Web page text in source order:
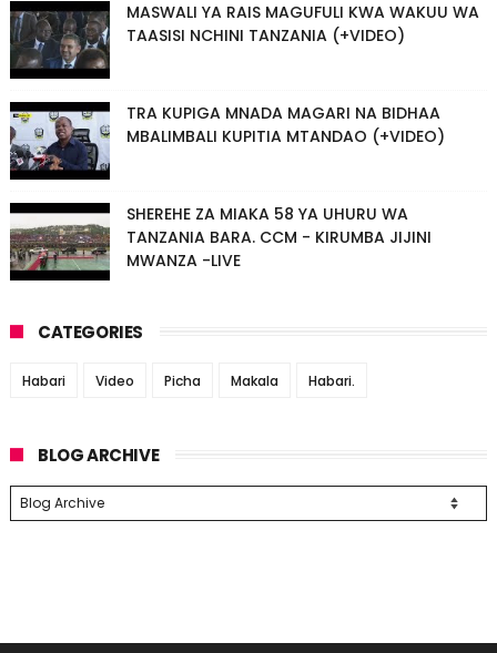
MASWALI YA RAIS MAGUFULI KWA WAKUU WA
TAASISI NCHINI TANZANIA (+VIDEO)
TRA KUPIGA MNADA MAGARI NA BIDHAA
MBALIMBALI KUPITIA MTANDAO (+VIDEO)
SHEREHE ZA MIAKA 58 YA UHURU WA
TANZANIA BARA. CCM - KIRUMBA JIJINI
MWANZA -LIVE
CATEGORIES
Habari Video Picha Makala Habari.
BLOG ARCHIVE